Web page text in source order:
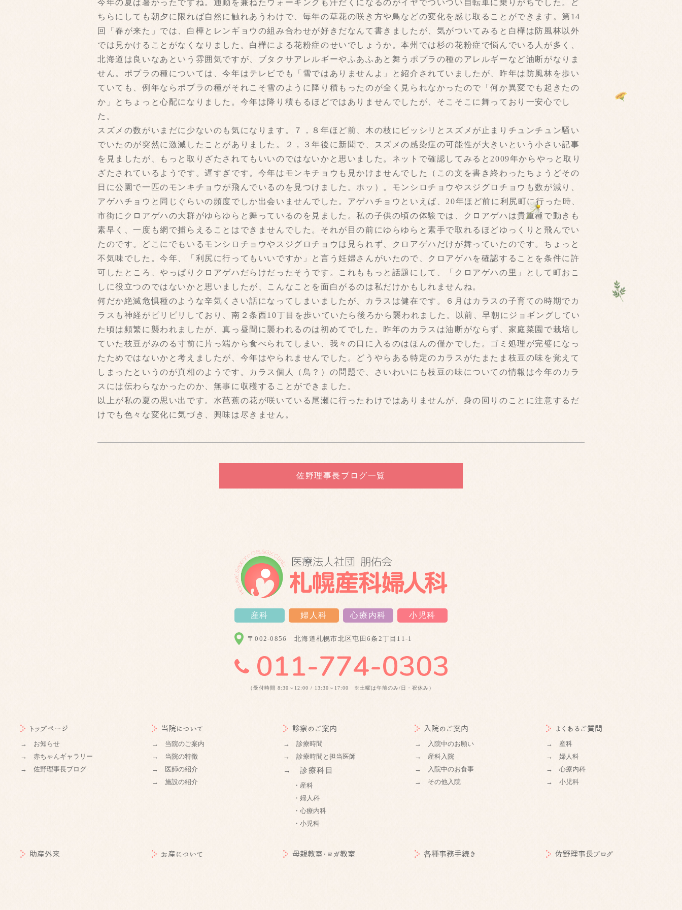
今年の夏は暑かったですね。通勤を兼ねたウォーキングも汗だくになるのがイヤでついつい自転車に乗りがちでした。ど
ちらにしても朝夕に限れば自然に触れあうわけで、毎年の草花の咲き方や鳥などの変化を感じ取ることができます。第14
回「春が来た」では、白樺とレンギョウの組み合わせが好きだなんて書きましたが、気がついてみると白樺は防風林以外
では見かけることがなくなりました。白樺による花粉症のせいでしょうか。本州では杉の花粉症で悩んでいる人が多く、
北海道は良いなあという雰囲気ですが、ブタクサアレルギーやふあふあと舞うポプラの種のアレルギーなど油断がなりま
せん。ポプラの種については、今年はテレビでも「雪ではありませんよ」と紹介されていましたが、昨年は防風林を歩い
ていても、例年ならポプラの種がそれこそ雪のように降り積もったのが全く見られなかったので「何か異変でも起きたの
か」とちょっと心配になりました。今年は降り積もるほどではありませんでしたが、そこそこに舞っており一安心でし
た。
スズメの数がいまだに少ないのも気になります。７，８年ほど前、木の枝にビッシリとスズメが止まりチュンチュン騒い
でいたのが突然に激減したことがありました。２，３年後に新聞で、スズメの感染症の可能性が大きいという小さい記事
を見ましたが、もっと取りざたされてもいいのではないかと思いました。ネットで確認してみると2009年からやっと取り
ざたされているようです。遅すぎです。今年はモンキチョウも見かけませんでした（この文を書き終わったちょうどその
日に公園で一匹のモンキチョウが飛んでいるのを見つけました。ホッ）。モンシロチョウやスジグロチョウも数が減り、
アゲハチョウと同じぐらいの頻度でしか出会いませんでした。アゲハチョウといえば、20年ほど前に利尻町に行った時、
市街にクロアゲハの大群がゆらゆらと舞っているのを見ました。私の子供の頃の体験では、クロアゲハは貴重種で動きも
素早く、一度も網で捕らえることはできませんでした。それが目の前にゆらゆらと素手で取れるほどゆっくりと飛んでい
たのです。どこにでもいるモンシロチョウやスジグロチョウは見られず、クロアゲハだけが舞っていたのです。ちょっと
不気味でした。今年、「利尻に行ってもいいですか」と言う妊婦さんがいたので、クロアゲハを確認することを条件に許
可したところ、やっぱりクロアゲハだらけだったそうです。これももっと話題にして、「クロアゲハの里」として町おこ
しに役立つのではないかと思いましたが、こんなことを面白がるのは私だけかもしれませんね。
何だか絶滅危惧種のような辛気くさい話になってしまいましたが、カラスは健在です。６月はカラスの子育ての時期でカ
ラスも神経がピリピリしており、南２条西10丁目を歩いていたら後ろから襲われました。以前、早朝にジョギングしてい
た頃は頻繁に襲われましたが、真っ昼間に襲われるのは初めてでした。昨年のカラスは油断がならず、家庭菜園で栽培し
ていた枝豆がみのる寸前に片っ端から食べられてしまい、我々の口に入るのはほんの僅かでした。ゴミ処理が完璧になっ
たためではないかと考えましたが、今年はやられませんでした。どうやらある特定のカラスがたまたま枝豆の味を覚えて
しまったというのが真相のようです。カラス個人（鳥？）の問題で、さいわいにも枝豆の味についての情報は今年のカラ
スには伝わらなかったのか、無事に収穫することができました。
以上が私の夏の思い出です。水芭蕉の花が咲いている尾瀬に行ったわけではありませんが、身の回りのことに注意するだ
けでも色々な変化に気づき、興味は尽きません。
佐野理事長ブログ一覧
産科 婦人科 心療内科 小児科
〒002-0856 北海道札幌市北区屯田6条2丁目11-1
（受付時間 8:30～12:00 / 13:30～17:00 ※土曜は午前のみ/日・祝休み）
トップページ
→ お知らせ
→ 赤ちゃんギャラリー
→ 佐野理事長ブログ
当院について
→ 当院のご案内
→ 当院の特徴
→ 医師の紹介
→ 施設の紹介
診察のご案内
→ 診療時間
→ 診療時間と担当医師
→ 診療科目
・産科
・婦人科
・心療内科
・小児科
入院のご案内
→ 入院中のお願い
→ 産科入院
→ 入院中のお食事
→ その他入院
よくあるご質問
→ 産科
→ 婦人科
→ 心療内科
→ 小児科
助産外来 お産について 母親教室・ヨガ教室 各種事務手続き 佐野理事長ブログ